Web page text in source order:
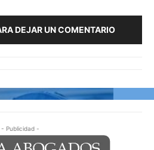
DEJAR UN COMENTARIO
- Publicidad -